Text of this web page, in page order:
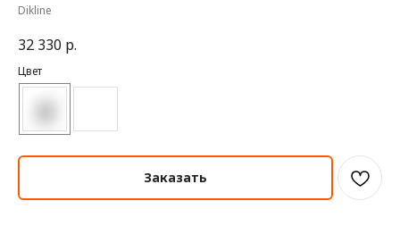
Dikline
32 330 р.
Цвет
Заказать